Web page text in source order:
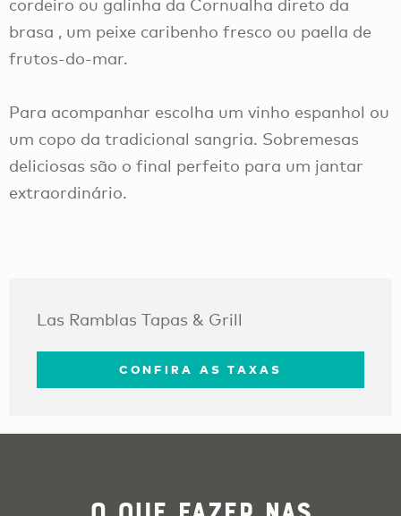
cordeiro ou galinha da Cornualha direto da
brasa , um peixe caribenho fresco ou paella de
frutos-do-mar.
Para acompanhar escolha um vinho espanhol ou
um copo da tradicional sangria. Sobremesas
deliciosas são o final perfeito para um jantar
extraordinário.
Las Ramblas Tapas & Grill
CONFIRA AS TAXAS